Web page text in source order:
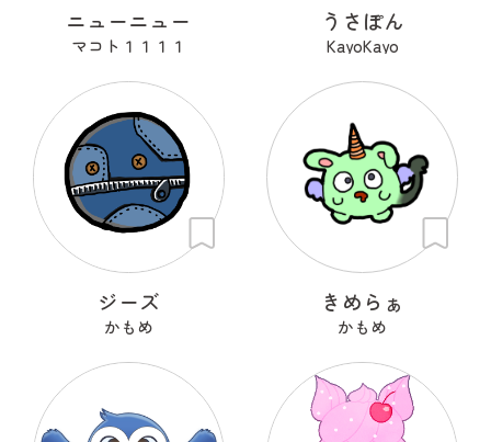
ニューニュー
マコト１１１１
うさぽん
KayoKayo
ジーズ
かもめ
きめらぁ
かもめ